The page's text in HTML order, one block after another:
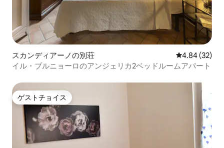
スカンディアーノの別荘 レビュー32
4.84 (32)
イル・ブルニョーロのアンジェリカ2ベッドルームアパート
ゲストチョイス
ゲストチョイス